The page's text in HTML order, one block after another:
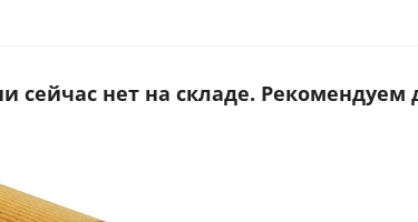
сейчас нет на складе. Рекомендуем